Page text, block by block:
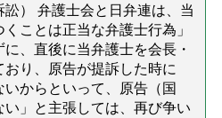
） 弁護士会と日弁連は、当
ことは正当な弁護士行為」
、直後に当弁護士を会長・
り、原告が提訴した時に
からといって、原告（国
」と主張しては、再び争い